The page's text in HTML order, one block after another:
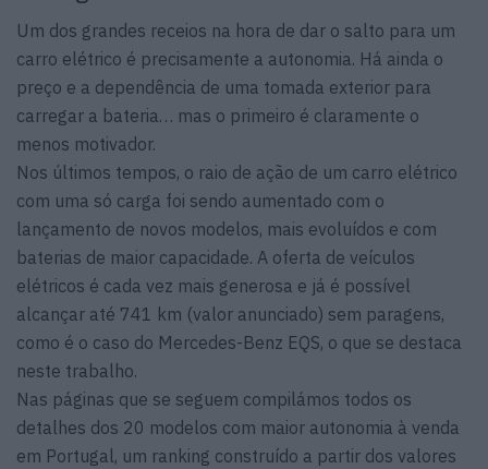
Um dos grandes receios na hora de dar o salto para um
carro elétrico é precisamente a autonomia. Há ainda o
preço e a dependência de uma tomada exterior para
carregar a bateria… mas o primeiro é claramente o
menos motivador.
Nos últimos tempos, o raio de ação de um carro elétrico
com uma só carga foi sendo aumentado com o
lançamento de novos modelos, mais evoluídos e com
baterias de maior capacidade. A oferta de veículos
elétricos é cada vez mais generosa e já é possível
alcançar até 741 km (valor anunciado) sem paragens,
como é o caso do Mercedes-Benz EQS, o que se destaca
neste trabalho.
Nas páginas que se seguem compilámos todos os
detalhes dos 20 modelos com maior autonomia à venda
em Portugal, um ranking construído a partir dos valores